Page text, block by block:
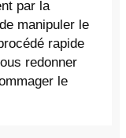
par la
manipuler le
rapide
redonner
le